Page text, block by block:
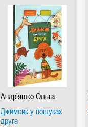
Андріяшко Ольга
Джимсик у пошуках
друга